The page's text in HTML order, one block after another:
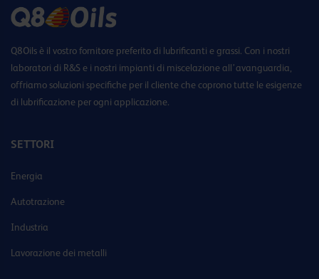
Q8Oils è il vostro fornitore preferito di lubrificanti e grassi. Con i nostri
laboratori di R&S e i nostri impianti di miscelazione all’avanguardia,
offriamo soluzioni specifiche per il cliente che coprono tutte le esigenze
di lubrificazione per ogni applicazione.
SETTORI
Energia
Autotrazione
Industria
Lavorazione dei metalli